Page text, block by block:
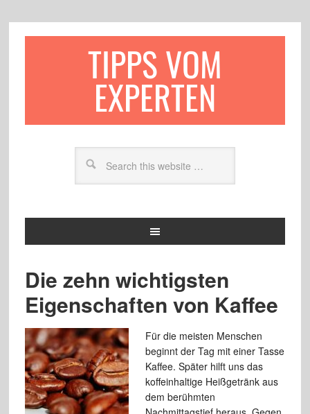
TIPPS VOM
EXPERTEN
Die zehn wichtigsten
Eigenschaften von Kaffee
Für die meisten Menschen
beginnt der Tag mit einer Tasse
Kaffee. Später hilft uns das
koffeinhaltige Heißgetränk aus
dem berühmten